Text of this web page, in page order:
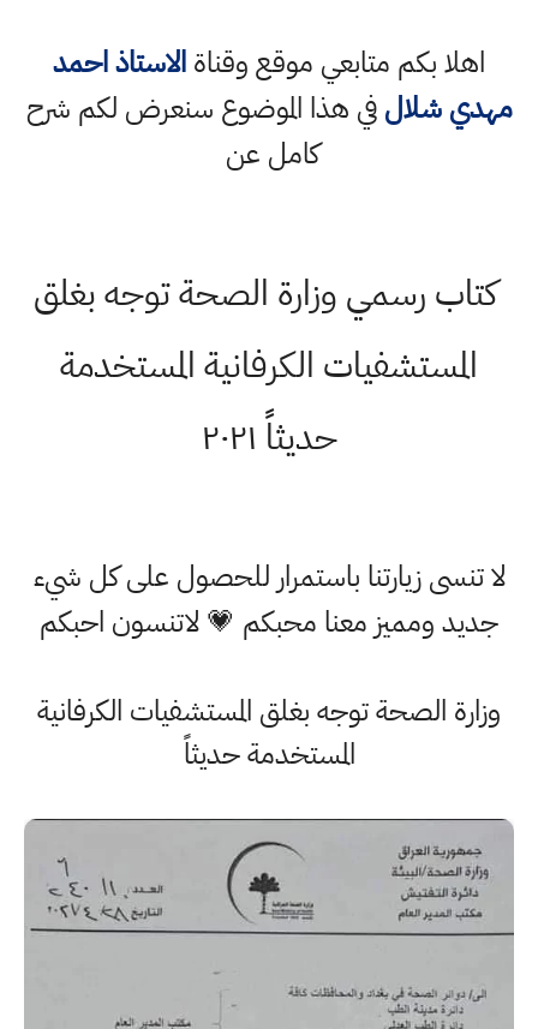
اهلا بكم متابعي موقع وقناةالاستاذ احمد
مهدي شلالفي هذا الموضوع سنعرض لكم شرح
كامل عن
كتاب رسمي وزارة الصحة توجه بغلق
المستشفيات الكرفانية المستخدمة
حديثاً ٢٠٢١
لا تنسى زيارتنا باستمرار للحصول على كل شيء
جديد ومميز معنا محبكم 💗 لاتنسون احبكم
وزارة الصحة توجه بغلق المستشفيات الكرفانية
المستخدمة حديثاً